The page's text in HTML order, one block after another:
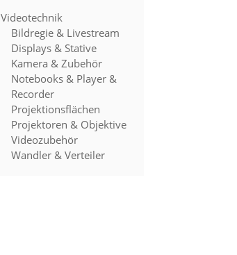
Videotechnik
Bildregie & Livestream
Displays & Stative
Kamera & Zubehör
Notebooks & Player &
Recorder
Projektionsflächen
Projektoren & Objektive
Videozubehör
Wandler & Verteiler